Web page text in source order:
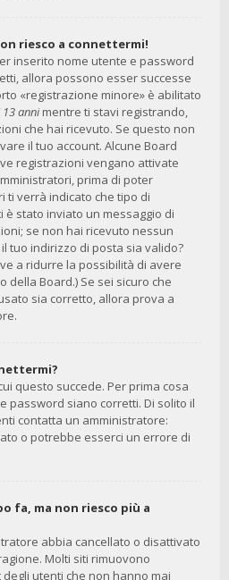
riesco a connettermi!
inserito nome utente e password
allora possono esser successe
«registrazione minore» è abilitato
annimentre ti stavi registrando,
che hai ricevuto. Se questo non
il tuo account. Alcune Board
registrazioni vengano attivate
prima di poter
ti verrà indicato che tipo di
è stato inviato un messaggio di
se non hai ricevuto nessun
tuo indirizzo di posta sia valido?
a ridurre la possibilità di avere
della Board.) Se sei sicuro che
sia corretto, allora prova a
questo succede. Per prima cosa
password siano corretti. Di solito il
contatta un amministratore:
o potrebbe esserci un errore di
fa, ma non riesco più a
abbia cancellato o disattivato
Molti siti rimuovono
utenti che non hanno mai